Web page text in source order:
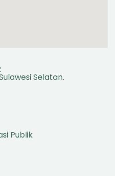
Selatan.
Publik